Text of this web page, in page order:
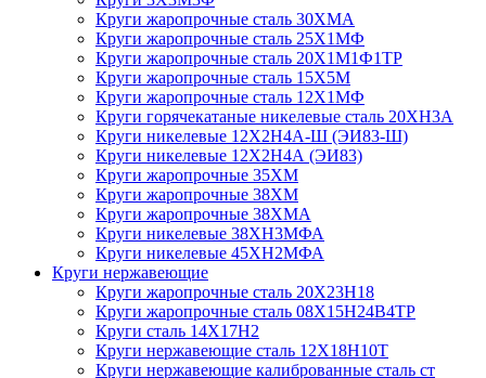
Круги жаропрочные сталь 30ХМА
Круги жаропрочные сталь 25Х1МФ
Круги жаропрочные сталь 20Х1М1Ф1ТР
Круги жаропрочные сталь 15Х5М
Круги жаропрочные сталь 12Х1МФ
Круги горячекатаные никелевые сталь 20ХН3А
Круги никелевые 12Х2Н4А-Ш (ЭИ83-Ш)
Круги никелевые 12Х2Н4А (ЭИ83)
Круги жаропрочные 35ХМ
Круги жаропрочные 38ХМ
Круги жаропрочные 38ХМА
Круги никелевые 38XH3MФА
Круги никелевые 45ХН2МФА
Круги нержавеющие
Круги жаропрочные сталь 20Х23Н18
Круги жаропрочные сталь 08Х15Н24В4ТР
Круги сталь 14Х17Н2
Круги нержавеющие сталь 12Х18Н10Т
Круги нержавеющие калиброванные сталь ст